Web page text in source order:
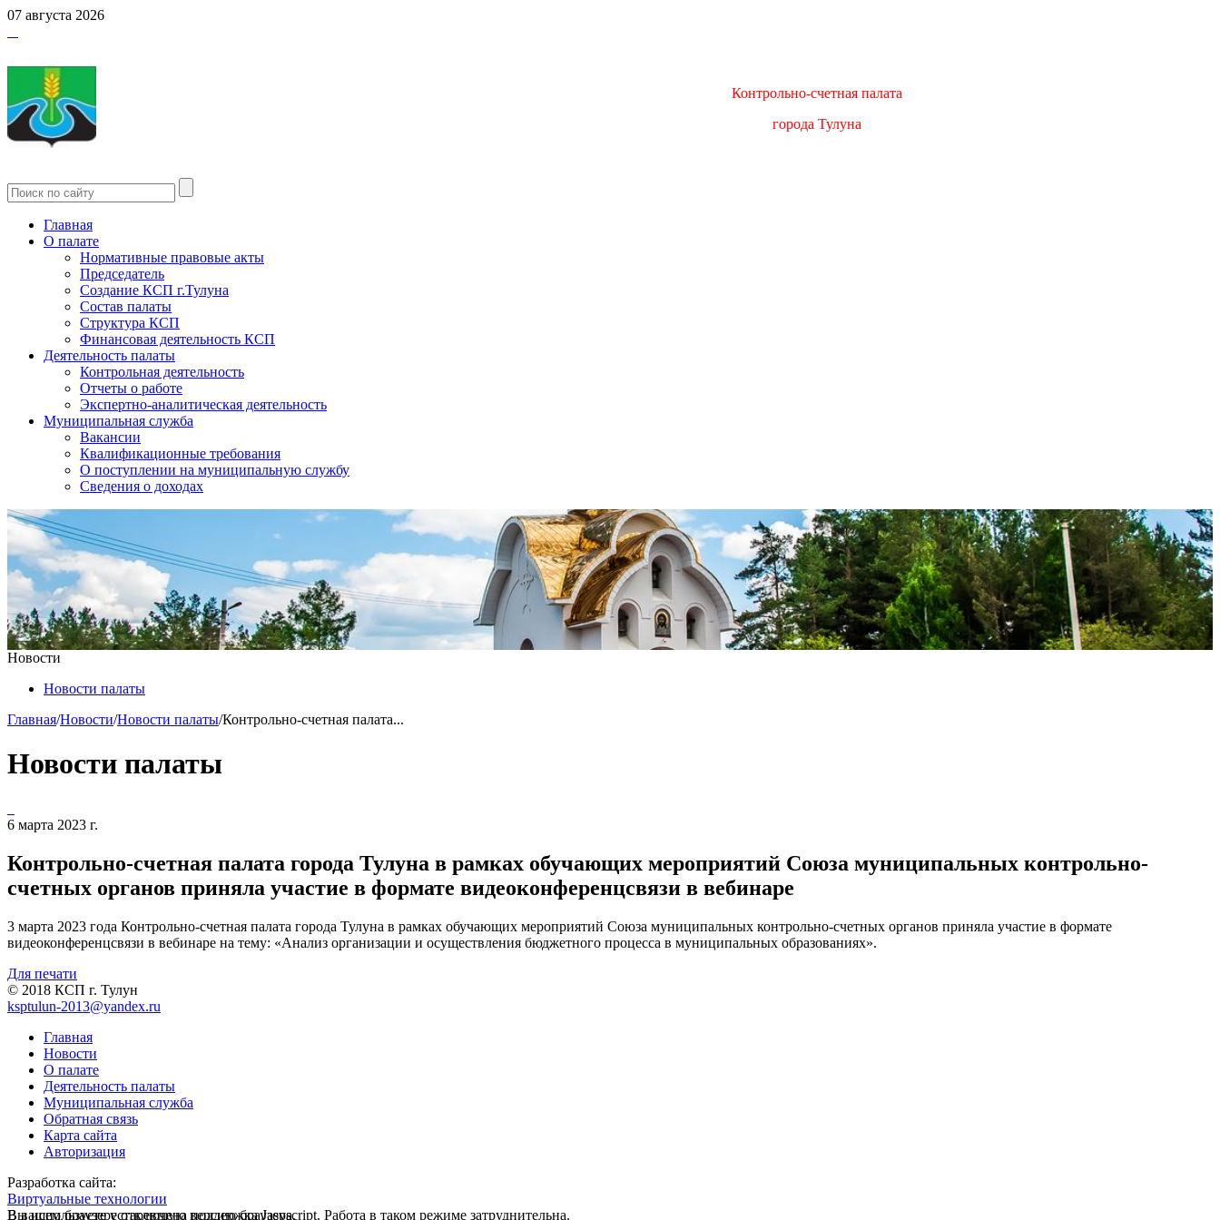
07 августа 2026
Контрольно-счетная палата
города Тулуна
Главная
О палате
Нормативные правовые акты
Председатель
Создание КСП г.Тулуна
Состав палаты
Структура КСП
Финансовая деятельность КСП
Деятельность палаты
Контрольная деятельность
Отчеты о работе
Экспертно-аналитическая деятельность
Муниципальная служба
Вакансии
Квалификационные требования
О поступлении на муниципальную службу
Сведения о доходах
Новости
Новости палаты
Главная/Новости/Новости палаты/Контрольно-счетная палата...
Новости палаты
6 марта 2023 г.
Контрольно-счетная палата города Тулуна в рамках обучающих мероприятий Союза муниципальных контрольно-
счетных органов приняла участие в формате видеоконференцсвязи в вебинаре
3 марта 2023 года Контрольно-счетная палата города Тулуна в рамках обучающих мероприятий Союза муниципальных контрольно-счетных органов приняла участие в формате
видеоконференцсвязи в вебинаре на тему: «Анализ организации и осуществления бюджетного процесса в муниципальных образованиях».
Для печати
© 2018 КСП г. Тулун
ksptulun-2013@yandex.ru
Главная
Новости
О палате
Деятельность палаты
Муниципальная служба
Обратная связь
Карта сайта
Авторизация
Разработка сайта:
Виртуальные технологии
В вашем браузере отключена поддержка Jasvscript. Работа в таком режиме затруднительна.
Вы используете устаревшую версию браузера.